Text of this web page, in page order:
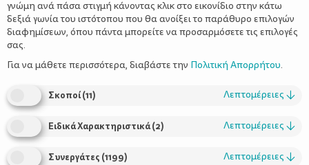
Πώς να κάνουμε τα παιδιά να
αγαπήσουν τα βιβλία από μικρά
γνώμη ανά πάσα στιγμή κάνοντας κλικ στο εικονίδιο στην κάτω
δεξιά γωνία του ιστότοπου που θα ανοίξει το παράθυρο επιλογών
διαφημίσεων, όπου πάντα μπορείτε να προσαρμόσετε τις επιλογές
σας.
Για να μάθετε περισσότερα, διαβάστε την Πολιτική Απορρήτου.
Σκοποί(11) Λεπτομέρειες ↓
Ειδικά Χαρακτηριστικά(2) Λεπτομέρειες ↓
Συνεργάτες (1199) Λεπτομέρειες ↓